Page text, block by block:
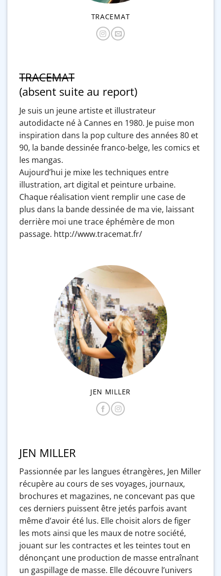
TRACEMAT
TRACEMAT
(absent suite au report)
Je suis un jeune artiste et illustrateur
autodidacte né à Cannes en 1980. Je puise mon
inspiration dans la pop culture des années 80 et
90, la bande dessinée franco-belge, les comics et
les mangas.
Aujourd’hui je mixe les techniques entre
illustration, art digital et peinture urbaine.
Chaque réalisation vient remplir une case de
plus dans la bande dessinée de ma vie, laissant
derrière moi une trace éphémère de mon
passage. http://www.tracemat.fr/
JEN MILLER
Passionnée par les langues étrangères, Jen Miller
récupère au cours de ses voyages, journaux,
brochures et magazines, ne concevant pas que
ces derniers puissent être jetés parfois avant
même d’avoir été lus. Elle choisit alors de figer
les mots ainsi que les maux de notre société,
jouant sur les contractes et les teintes tout en
dénonçant une production de masse entraînant
un gaspillage de masse. Elle découvre l’univers
JEN MILLER